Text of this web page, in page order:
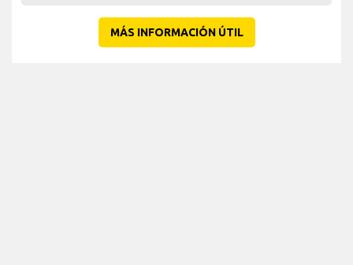
MÁS INFORMACIÓN ÚTIL